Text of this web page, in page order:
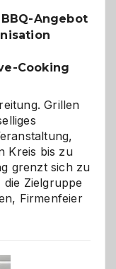
Angebot
Cooking
Grillen
Kreis bis zu
grenzt sich zu
Zielgruppe
Firmenfeier